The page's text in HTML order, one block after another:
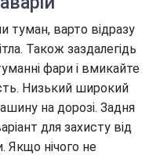
туман, варто відразу
Також заздалегідь
фари і вмикайте
Низький широкий
на дорозі. Задня
для захисту від
Якщо нічого не